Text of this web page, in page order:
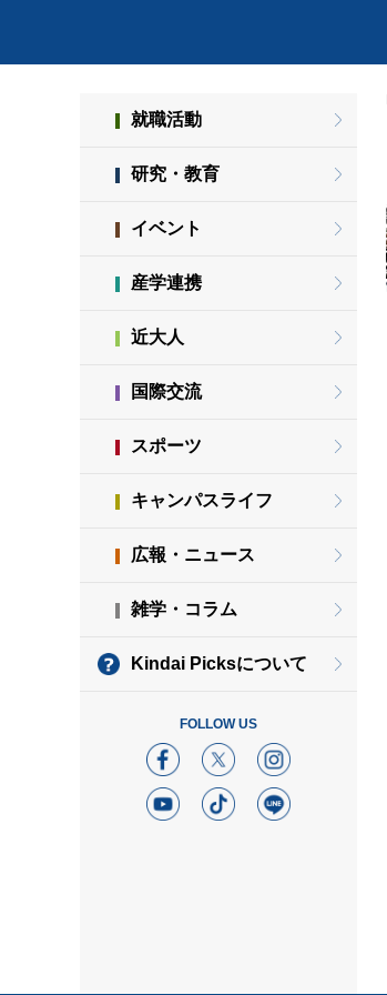
就職活動
研究・教育
イベント
産学連携
近大人
国際交流
スポーツ
キャンパスライフ
広報・ニュース
雑学・コラム
Kindai Picksについて
FOLLOW US